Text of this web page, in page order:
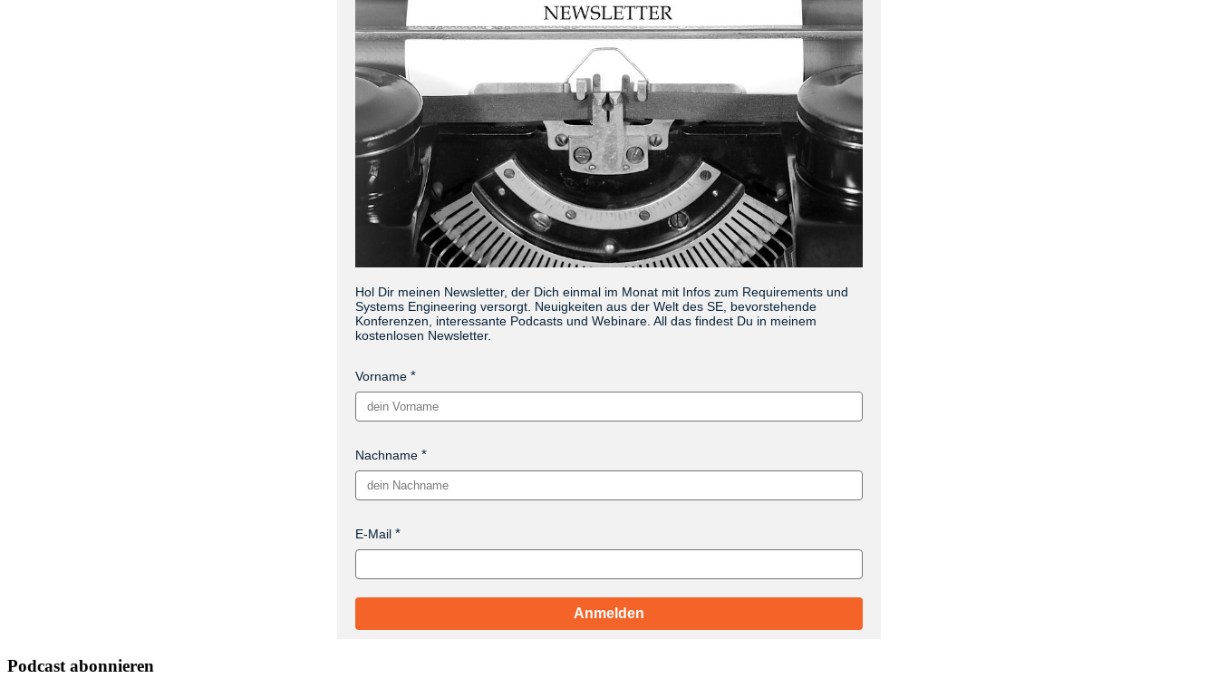
Hol Dir meinen Newsletter, der Dich einmal im Monat mit Infos zum Requirements und
Systems Engineering versorgt. Neuigkeiten aus der Welt des SE, bevorstehende
Konferenzen, interessante Podcasts und Webinare. All das findest Du in meinem
kostenlosen Newsletter.
Vorname
Nachname
E-Mail
Anmelden
Podcast abonnieren